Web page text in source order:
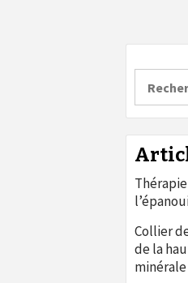
Collier
de la
minérale